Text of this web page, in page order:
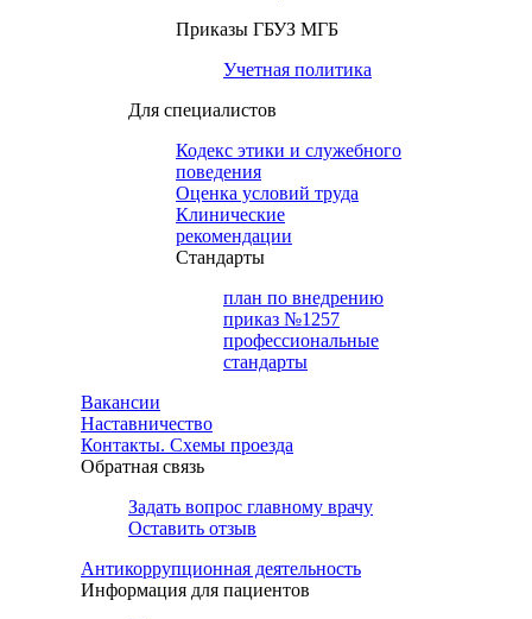
Приказы ГБУЗ МГБ
Учетная политика
Для специалистов
Кодекс этики и служебного
поведения
Оценка условий труда
Клинические
рекомендации
Cтандарты
план по внедрению
приказ №1257
профессиональные
стандарты
Вакансии
Наставничество
Контакты. Схемы проезда
Обратная связь
Задать вопрос главному врачу
Оставить отзыв
Антикоррупционная деятельность
Информация для пациентов